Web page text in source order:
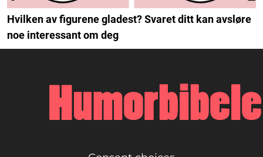
Hvilken av figurene gladest? Svaret ditt kan avsløre
noe interessant om deg